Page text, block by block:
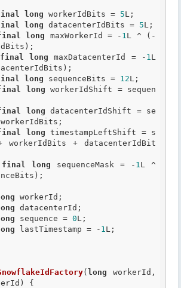
long workerIdBits = 5L;
long datacenterIdBits = 5L;
long maxWorkerId = - 1L ^ (-
final long maxDatacenterId = - 1L
long sequenceBits = 12L;
long workerIdShift = sequen
long datacenterIdShift = se
long timestampLeftShift = s
workerIdBits + datacenterIdBit
final long sequenceMask = - 1L ^
workerId;
datacenterId;
sequence = 0L;
lastTimestamp = - 1L;
( long
{